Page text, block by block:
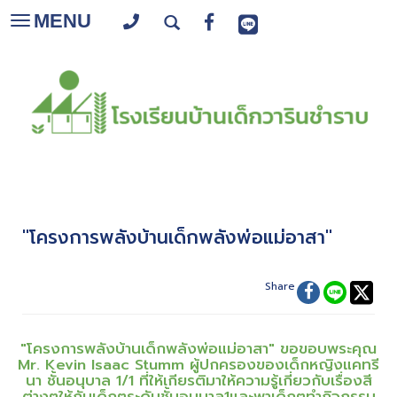
Toggle
MENU
"โครงการพลังบ้านเด็กพลังพ่อแม่อาสา"
Share
"โครงการพลังบ้านเด็กพลังพ่อแม่อาสา" ขอขอบพระคุณ
Mr. Kevin Isaac Stumm ผู้ปกครองของเด็กหญิงแคทรี
นา ชั้นอนุบาล 1/1 ที่ให้เกียรติมาให้ความรู้เกี่ยวกับเรื่องสี